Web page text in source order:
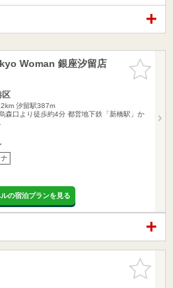
お気に入
りに追加
Woman 銀座汐留店
区
汐留駅387m
森口より徒歩約4分 都営地下鉄「新橋駅」か
の宿泊プランを見る
お気に入
りに追加